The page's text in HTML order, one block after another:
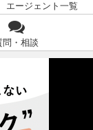
エージェント一覧
問・相談